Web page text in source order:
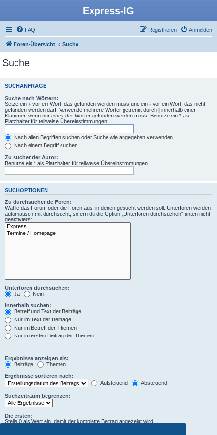
Express-IG
FAQ Anmelden
Registrieren
Foren-Übersicht Suche
Suche
SUCHANFRAGE
Suche nach Wörtern:
Setze ein + vor ein Wort, das gefunden werden muss und ein - vor ein Wort, das nicht
gefunden werden darf. Verwende mehrere Wörter getrennt durch | innerhalb einer
Klammer, wenn nur eines der Wörter gefunden werden muss. Benutze ein * als
Platzhalter für teilweise Übereinstimmungen.
Nach allen Begriffen suchen oder Suche wie angegeben verwenden
Nach einem Begriff suchen
Zu suchender Autor:
Benutze ein * als Platzhalter für teilweise Übereinstimmungen.
SUCHOPTIONEN
Zu durchsuchende Foren:
Wähle das Forum oder die Foren aus, in denen gesucht werden soll. Unterforen werden
automatisch mit durchsucht, sofern du die Option „Unterforen durchsuchen“ unten nicht
deaktivierst.
Unterforen durchsuchen:
Ja
Nein
Innerhalb suchen:
Betreff und Text der Beiträge
Nur im Text der Beiträge
Nur im Betreff der Themen
Nur im ersten Beitrag der Themen
Ergebnisse anzeigen als:
Beiträge
Themen
Ergebnisse sortieren nach:
Aufsteigend
Absteigend
Suchzeitraum begrenzen:
Die ersten:
Stelle 0 als Wert ein, damit der komplette Beitrag angezeigt wird.